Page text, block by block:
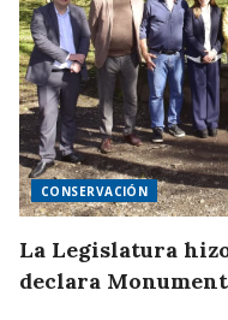
CONSERVACIÓN
La Legislatura
declara